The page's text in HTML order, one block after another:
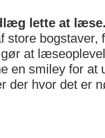
lette at
store bogstaver,
at
en smiley for at
der hvor det er